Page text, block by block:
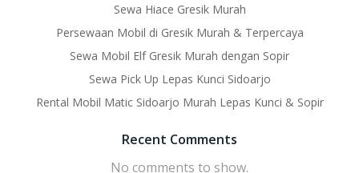
Sewa Hiace Gresik Murah
Persewaan Mobil di Gresik Murah & Terpercaya
Sewa Mobil Elf Gresik Murah dengan Sopir
Sewa Pick Up Lepas Kunci Sidoarjo
Rental Mobil Matic Sidoarjo Murah Lepas Kunci & Sopir
Recent Comments
No comments to show.